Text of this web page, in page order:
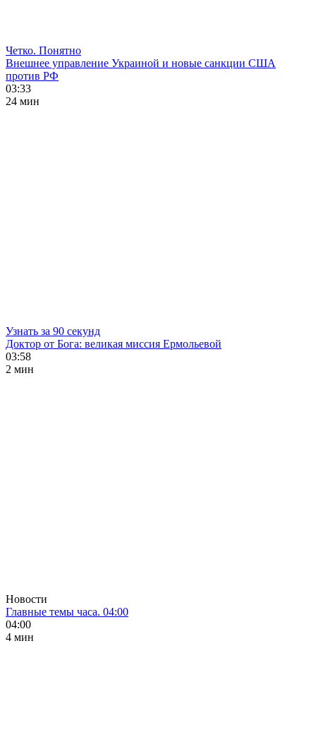
Четко. Понятно
Внешнее управление Украиной и новые санкции США
против РФ
03:33
24 мин
Узнать за 90 секунд
Доктор от Бога: великая миссия Ермольевой
03:58
2 мин
Новости
Главные темы часа. 04:00
04:00
4 мин